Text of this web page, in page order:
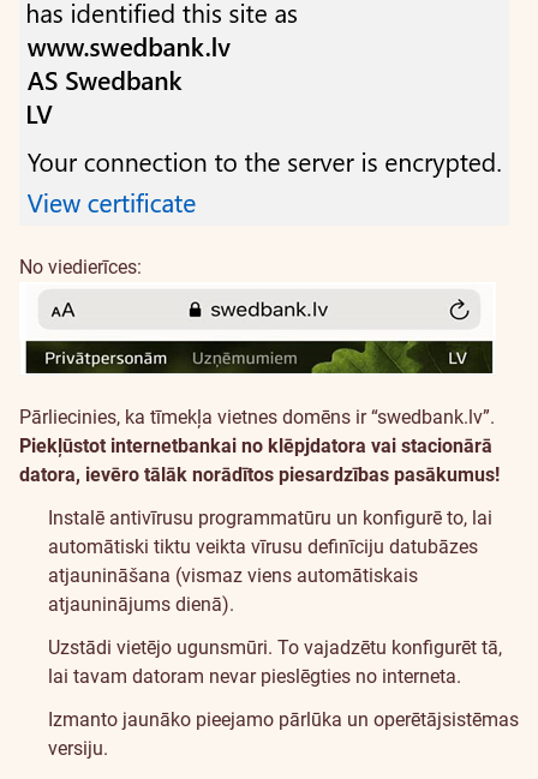
No viedierīces:
Pārliecinies, ka tīmekļa vietnes domēns ir “swedbank.lv”.
Piekļūstot internetbankai no klēpjdatora vai stacionārā
datora, ievēro tālāk norādītos piesardzības pasākumus!
Instalē antivīrusu programmatūru un konfigurē to, lai
automātiski tiktu veikta vīrusu definīciju datubāzes
atjaunināšana (vismaz viens automātiskais
atjauninājums dienā).
Uzstādi vietējo ugunsmūri. To vajadzētu konfigurēt tā,
lai tavam datoram nevar pieslēgties no interneta.
Izmanto jaunāko pieejamo pārlūka un operētājsistēmas
versiju.